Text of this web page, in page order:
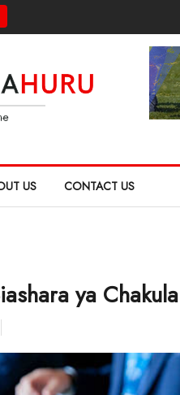
US CONTACT US
ya